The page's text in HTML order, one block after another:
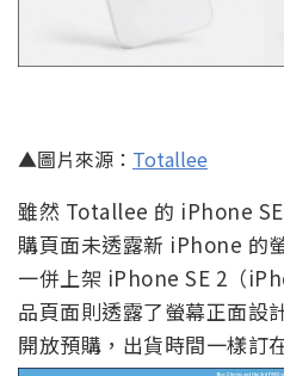
▲圖片來源： Totallee
雖然 Totallee 的 iPhone
購頁面未透露新 iPhone 的
一併上架 iPhone SE 2（
品頁面則透露了螢幕正面設
開放預購，出貨時間一樣訂